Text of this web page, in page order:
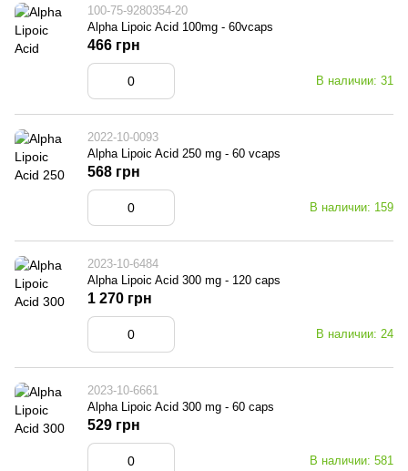
100-75-9280354-20
Alpha Lipoic Acid 100mg - 60vcaps
В наличии: 31
466 грн
2022-10-0093
Alpha Lipoic Acid 250 mg - 60 vcaps
В наличии: 159
568 грн
2023-10-6484
Alpha Lipoic Acid 300 mg - 120 caps
В наличии: 24
1 270 грн
2023-10-6661
Alpha Lipoic Acid 300 mg - 60 caps
В наличии: 581
529 грн